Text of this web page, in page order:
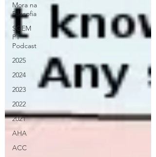
Mora na
Filosofia
SGEM
PT
Podcast
2025
2024
2023
2022
2021
AHA
ACC